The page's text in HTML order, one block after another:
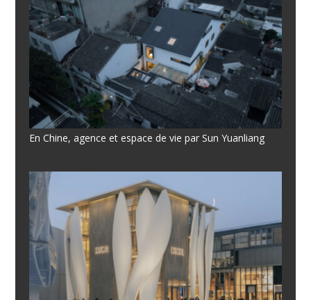
En Chine, agence et espace de vie par Sun Yuanliang